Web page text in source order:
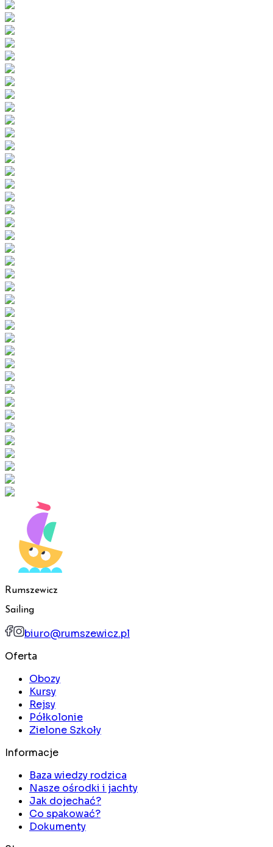
Rumszewicz
Sailing
biuro@rumszewicz.pl
Oferta
Obozy
Kursy
Rejsy
Półkolonie
Zielone Szkoły
Informacje
Baza wiedzy rodzica
Nasze ośrodki i jachty
Jak dojechać?
Co spakować?
Dokumenty